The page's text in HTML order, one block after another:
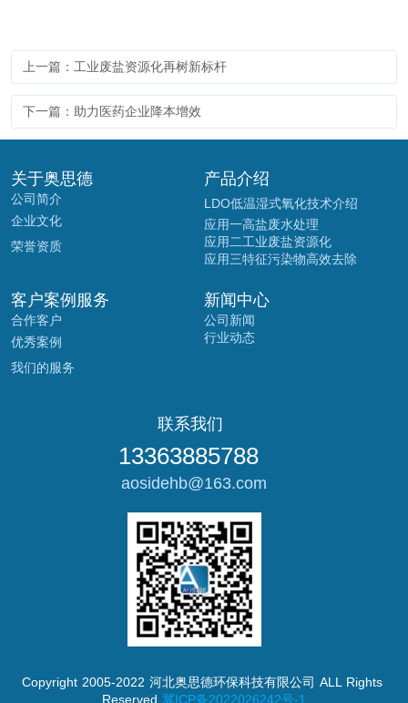
上一篇：工业废盐资源化再树新标杆
下一篇：助力医药企业降本增效
关于奥思德
公司简介
企业文化
荣誉资质
产品介绍
LDO低温湿式氧化技术介绍
应用一高盐废水处理
应用二工业废盐资源化
应用三特征污染物高效去除
客户案例服务
合作客户
优秀案例
我们的服务
新闻中心
公司新闻
行业动态
联系我们
13363885788
aosidehb@163.com
Copyright 2005-2022 河北奥思德环保科技有限公司 ALL Rights
Reserved 冀ICP备2022026242号-1